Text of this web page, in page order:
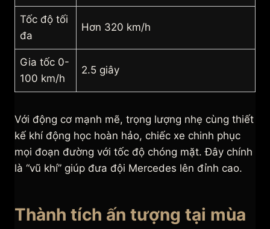
Tốc độ tối
đa
Hơn 320 km/h
Gia tốc 0-
100 km/h
2.5 giây
Với động cơ mạnh mẽ, trọng lượng nhẹ cùng thiết
kế khí động học hoàn hảo, chiếc xe chinh phục
mọi đoạn đường với tốc độ chóng mặt. Đây chính
là “vũ khí” giúp đưa đội Mercedes lên đỉnh cao.
Thành tích ấn tượng tại mùa